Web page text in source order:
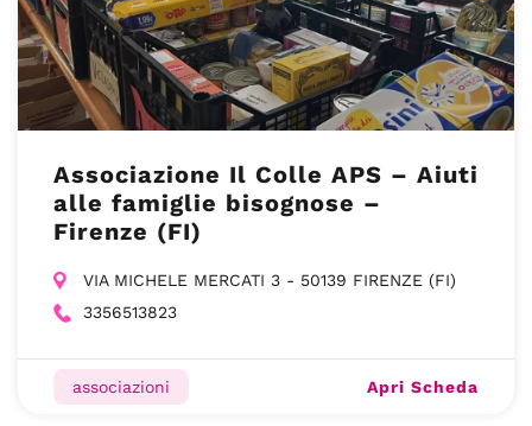
Associazione Il Colle APS – Aiuti
alle famiglie bisognose –
Firenze (FI)
VIA MICHELE MERCATI 3 - 50139 FIRENZE (FI)
3356513823
associazioni Apri Scheda